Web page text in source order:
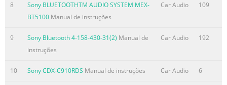
supplied installation/ the European Union and other
connections manual. European countries with separate
collection systems) This symbol on the product or on its
packaging indicates that this product shall not be treated
the applicable collection point for the
8
Sony BLUETOOTHTM AUDIO SYSTEM MEX-
BT5100 Manual de instruções
Car Audio 109
9 Sony Bluetooth 4-158-430-31(2) Manual de
instruções
Car Audio 192
10 Sony CDX-C910RDS Manual de instruções Car Audio 6